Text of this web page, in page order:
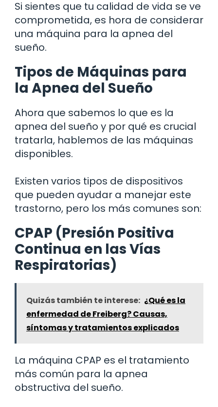
Si sientes que tu calidad de vida se ve
comprometida, es hora de considerar
una máquina para la apnea del
sueño.
Tipos de Máquinas para
la Apnea del Sueño
Ahora que sabemos lo que es la
apnea del sueño y por qué es crucial
tratarla, hablemos de las máquinas
disponibles.
Existen varios tipos de dispositivos
que pueden ayudar a manejar este
trastorno, pero los más comunes son:
CPAP (Presión Positiva
Continua en las Vías
Respiratorias)
Quizás también te interese: ¿Qué es la
enfermedad de Freiberg? Causas,
síntomas y tratamientos explicados
La máquina CPAP es el tratamiento
más común para la apnea
obstructiva del sueño.